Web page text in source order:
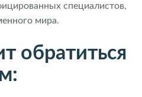
специалистов,
мира.
обратиться